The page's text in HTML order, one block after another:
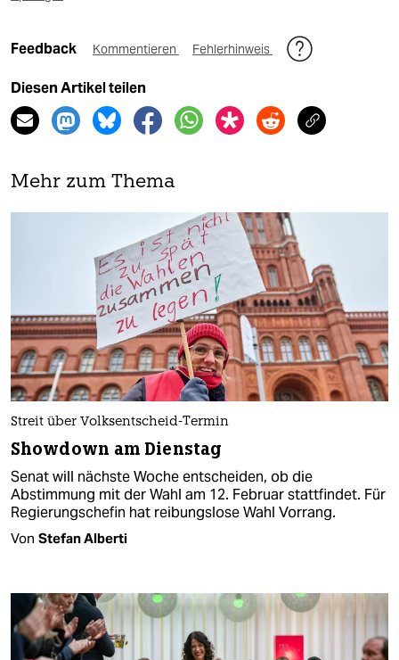
Feedback Kommentieren Fehlerhinweis
Diesen Artikel teilen
Mehr zum Thema
Streit über Volksentscheid-Termin
Showdown am Dienstag
Senat will nächste Woche entscheiden, ob die
Abstimmung mit der Wahl am 12. Februar stattfindet. Für
Regierungschefin hat reibungslose Wahl Vorrang.
Von Stefan Alberti